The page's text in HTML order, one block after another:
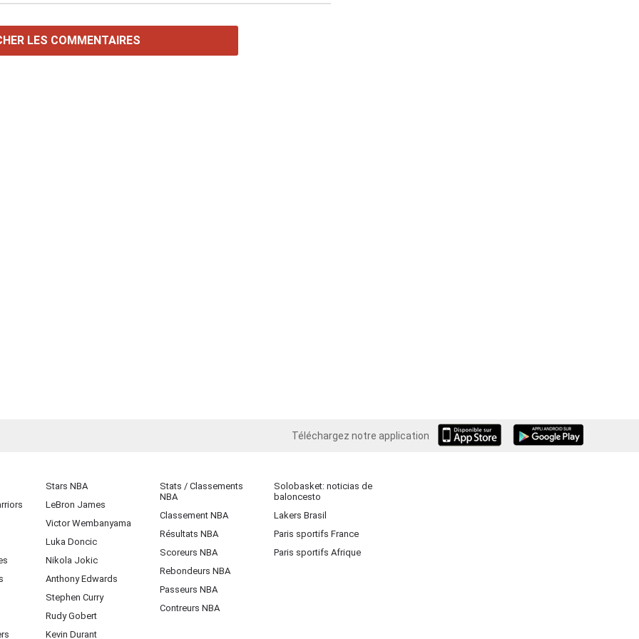
LES COMMENTAIRES
Téléchargez notre application
iOS Android
Stars NBA
LeBron James
Victor Wembanyama
Luka Doncic
Nikola Jokic
Anthony Edwards
Stephen Curry
Rudy Gobert
Kevin Durant
Stats / Classements
NBA
Classement NBA
Résultats NBA
Scoreurs NBA
Rebondeurs NBA
Passeurs NBA
Contreurs NBA
Solobasket: noticias de
baloncesto
Lakers Brasil
Paris sportifs France
Paris sportifs Afrique